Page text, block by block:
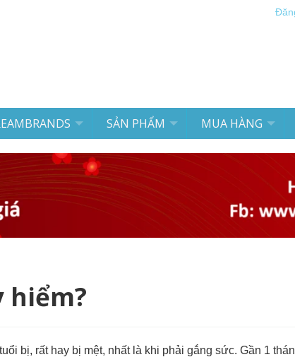
SẢN PHẨM MUA HÀNG
hiểm?
bị, rất hay bị mệt, nhất là khi phải gắng sức. Gần 1